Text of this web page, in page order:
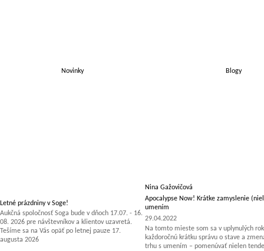
Novinky Blogy
Letné prázdniny v Soge!
Aukčná spoločnosť Soga bude v dňoch 17.07. - 16.
08. 2026 pre návštevníkov a klientov uzavretá.
Tešíme sa na Vás opäť po letnej pauze 17.
augusta 2026
Nina Gažovičová
Apocalypse Now! Krátke zamyslenie
umením
29.04.2022
Na tomto mieste som sa v uplynulých
každoročnú krátku správu o stave a
trhu s umením – pomenúvať nielen